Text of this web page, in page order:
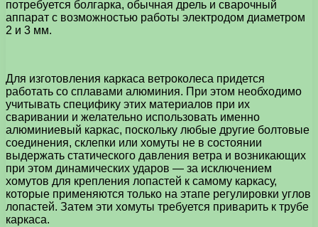
потребуется болгарка, обычная дрель и сварочный
аппарат с возможностью работы электродом диаметром
2 и 3 мм.
Для изготовления каркаса ветроколеса придется
работать со сплавами алюминия. При этом необходимо
учитывать специфику этих материалов при их
сваривании и желательно использовать именно
алюминиевый каркас, поскольку любые другие болтовые
соединения, склепки или хомуты не в состоянии
выдержать статического давления ветра и возникающих
при этом динамических ударов — за исключением
хомутов для крепления лопастей к самому каркасу,
которые применяются только на этапе регулировки углов
лопастей. Затем эти хомуты требуется приварить к трубе
каркаса.